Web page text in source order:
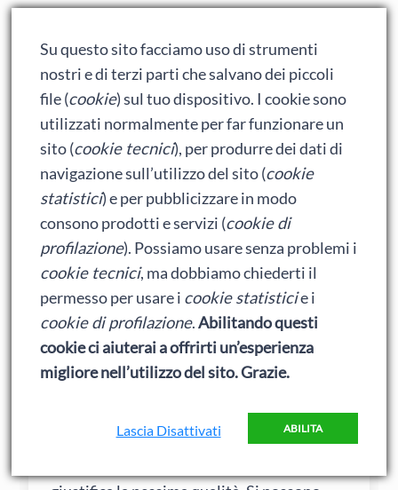
20 Agosto 2012 alle 12:18
Di positivo si può dire che è costato
solo 1800$ in come spese vere e
proprie
Svista “in” “come”.
gli attori erano gratis, armi e vestiti
immagino li abbiano raccattati
chissà come (roba degli attori?) e le
scene con l’aeronave sono al
Su questo sito facciamo uso di strumenti
nostri e di terzi parti che salvano dei piccoli
file (cookie) sul tuo dispositivo. I cookie sono
utilizzati normalmente per far funzionare un
sito (cookie tecnici), per produrre dei dati di
navigazione sull’utilizzo del sito (cookie
statistici) e per pubblicizzare in modo
consono prodotti e servizi (cookie di
profilazione). Possiamo usare senza problemi i
cookie tecnici, ma dobbiamo chiederti il
permesso per usare i cookie statisticie i
cookie di profilazione.Abilitando questi
cookie ci aiuterai a offrirti un’esperienza
migliore nell’utilizzo del sito. Grazie.
ABILITA
Lascia Disattivati